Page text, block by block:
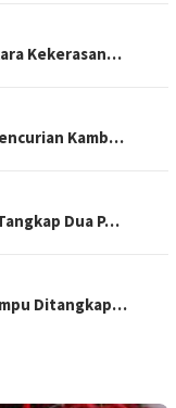
Kekerasan…
Kamb…
Dua P…
Ditangkap…